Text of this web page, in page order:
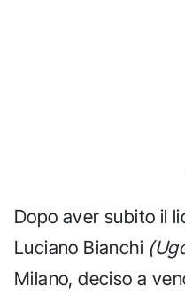
Dopo aver subito il
Luciano Bianchi
Milano, deciso a